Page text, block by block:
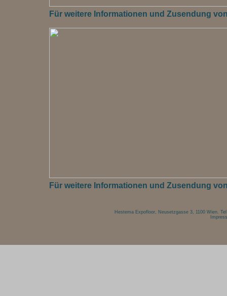
Für weitere Informationen und Zusendung
Für weitere Informationen und Zusendung
Hestema Expofloor, Neusetzgasse 3, 1100 Wien.